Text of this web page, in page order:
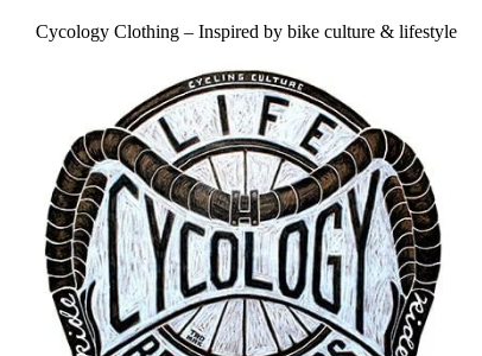
Cycology Clothing – Inspired by bike culture & lifestyle